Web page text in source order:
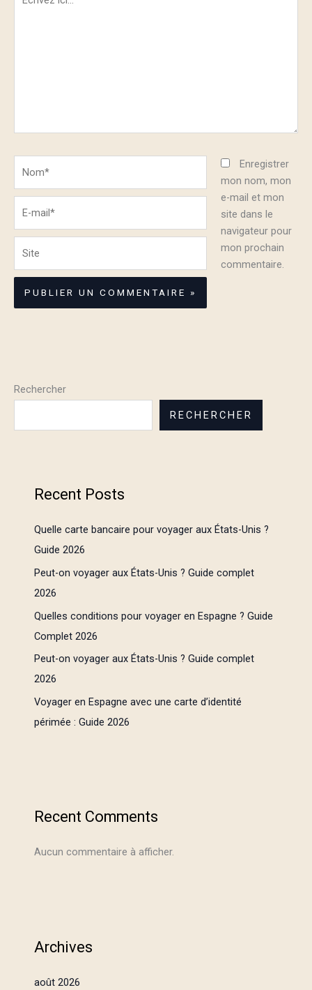
ici…
mail*
Enregistrer
mon nom, mon
e-mail et mon
site dans le
navigateur pour
mon prochain
commentaire.
Rechercher
RECHERCHER
Recent Posts
Quelle carte bancaire pour voyager aux États-Unis ?
Guide 2026
Peut-on voyager aux États-Unis ? Guide complet
2026
Quelles conditions pour voyager en Espagne ? Guide
Complet 2026
Peut-on voyager aux États-Unis ? Guide complet
2026
Voyager en Espagne avec une carte d’identité
périmée : Guide 2026
Recent Comments
Aucun commentaire à afficher.
Archives
août 2026